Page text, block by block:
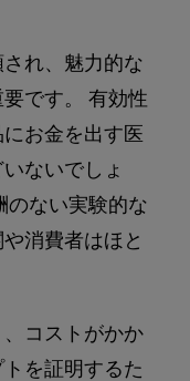
れ、魅力的な
です。 有効性
お金を出す医
ないでしょ
のない実験的な
消費者はほと
コストがかか
を証明するた